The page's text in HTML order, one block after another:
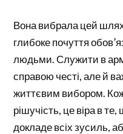
Вона вибрала цей
глибоке почуття
людьми. Служити в
справою честі, але й
життєвим вибором.
рішучість, це віра в
докладе всіх зусиль,